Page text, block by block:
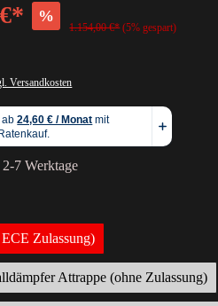
%
1.154,00 €* (5% gespart)
Versandkosten
7 Werktage
Zulassung)
Attrappe (ohne Zulassung)